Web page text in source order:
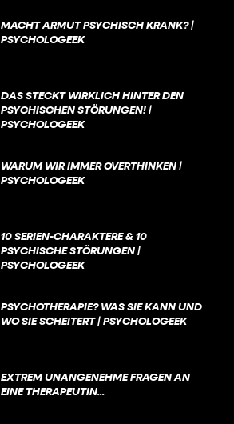
MACHT ARMUT PSYCHISCH KRANK? |
PSYCHOLOGEEK
DAS STECKT WIRKLICH HINTER DEN
PSYCHISCHEN STÖRUNGEN! |
PSYCHOLOGEEK
WARUM WIR IMMER OVERTHINKEN |
PSYCHOLOGEEK
10 SERIEN-CHARAKTERE & 10
PSYCHISCHE STÖRUNGEN |
PSYCHOLOGEEK
PSYCHOTHERAPIE? WAS SIE KANN UND
WO SIE SCHEITERT | PSYCHOLOGEEK
EXTREM UNANGENEHME FRAGEN AN
EINE THERAPEUTIN...